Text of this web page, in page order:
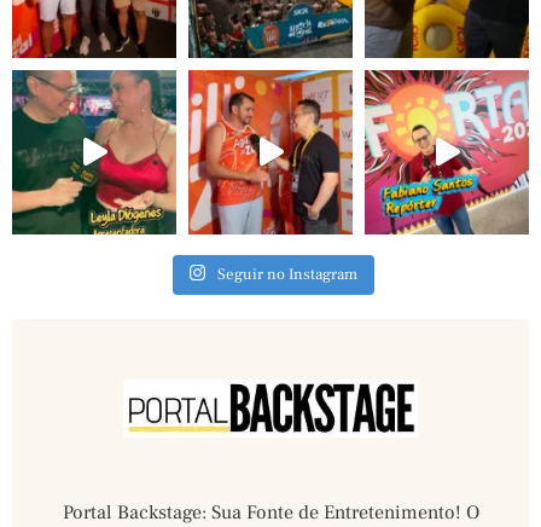
Seguir no Instagram
Portal Backstage: Sua Fonte de Entretenimento! O